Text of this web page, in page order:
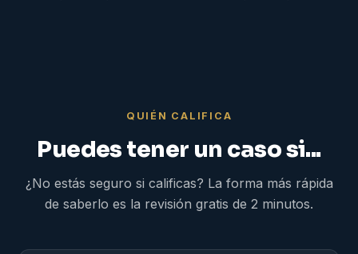
QUIÉN CALIFICA
Puedes tener un caso si...
¿No estás seguro si calificas? La forma más rápida
de saberlo es la revisión gratis de 2 minutos.